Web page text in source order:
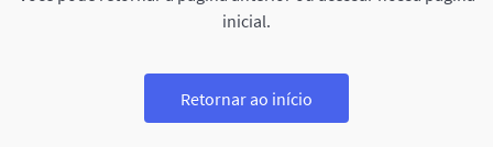
inicial.
Retornar ao início